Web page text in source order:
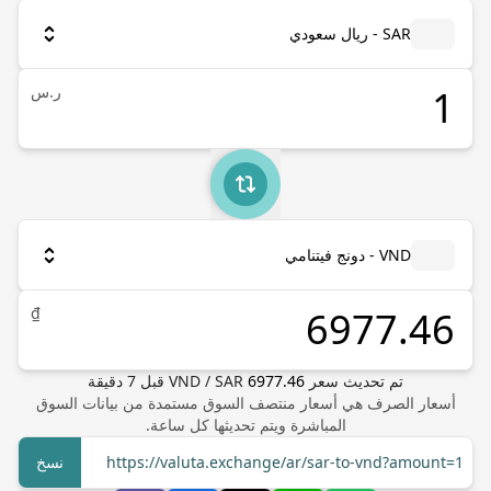
SAR - ريال سعودي
ر.س
VND - دونج فيتنامي
₫
تم تحديث سعر VND / SAR 6977.46 قبل 7 دقيقة
أسعار الصرف هي أسعار منتصف السوق مستمدة من بيانات السوق
المباشرة ويتم تحديثها كل ساعة.
https://valuta.exchange/ar/sar-to-vnd?amount=1
نسخ